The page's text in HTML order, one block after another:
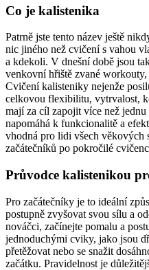
Co je kalistenika
Patrně jste tento název ještě
nic jiného než cvičení s vahou
a kdekoli. V dnešní době jsou
venkovní hřiště zvané
Cvičení kalisteniky nejenže
celkovou flexibilitu, vytrvalost,
mají za cíl zapojit více než
napomáhá k funkcionalitě a
vhodná pro lidi všech
začátečníků po pokročilé
Průvodce kalistenikou
Pro začátečníky je to ideální
postupně zvyšovat svou sílu a
nováčci, začínejte pomalu a
jednoduchými cviky, jako jsou
přetěžovat nebo se snažit
začátku. Pravidelnost je